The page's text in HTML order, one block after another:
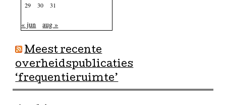
29
30 31
« jun aug »
Meest recente
overheidspublicaties
‘frequentieruimte’